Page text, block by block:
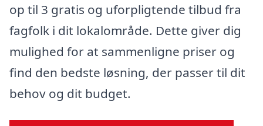
op til 3 gratis og uforpligtende tilbud fra
fagfolk i dit lokalområde. Dette giver dig
mulighed for at sammenligne priser og
find den bedste løsning, der passer til dit
behov og dit budget.